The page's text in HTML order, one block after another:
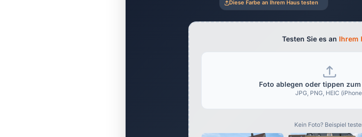
Diese Farbe an Ihrem Haus testen
Testen Sie es an Ihrem
Foto ablegen oder tippen
JPG, PNG, HEIC
Kein Foto? Beispiel